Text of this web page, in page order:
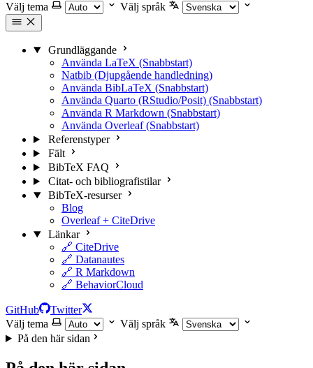
Välj tema
Välj språk
Grundläggande
Använda LaTeX (Snabbstart)
Natbib (Djupgående handledning)
Använda BibLaTeX (Snabbstart)
Använda Quarto (RStudio/Posit) (Snabbstart)
Använda R Markdown (Snabbstart)
Använda Overleaf (Snabbstart)
Referenstyper
Fält
BibTeX FAQ
Citat- och bibliografistilar
BibTeX-resurser
Blog
Overleaf + CiteDrive
Länkar
🔗 CiteDrive
🔗 Datanautes
🔗 R Markdown
🔗 BehaviorCloud
GitHub
Twitter
Välj tema
Välj språk
På den här sidan